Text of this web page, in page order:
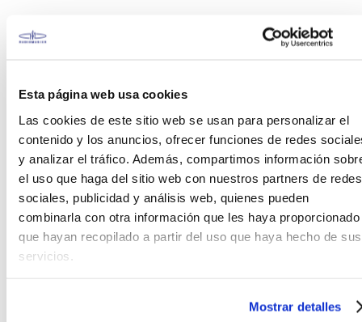
Esta página web usa cookies
Las cookies de este sitio web se usan para personalizar el
contenido y los anuncios, ofrecer funciones de redes
y analizar el tráfico. Además, compartimos información
el uso que haga del sitio web con nuestros partners de redes
sociales, publicidad y análisis web, quienes pueden
combinarla con otra información que les haya proporcionado
que hayan recopilado a partir del uso que haya hecho de sus
servicios.
Mostrar detalles
Con un
calibre "Regular Light"
punto de equilibrio perfecto para la mayoría de los
cómodo para quienes inician, reduciendo la fatiga,
y a la vez, proporciona la tensión necesaria para un
ataque contundente y un tono robusto, ideal para
losmúsicos experimentados. Permite un balance
entre la facilidad de ejecución para solos rápidos y
la estabilidad para acordes rítmicos, siendo una
opción versátil y confiable en el mercado de
accesorios de guitarra